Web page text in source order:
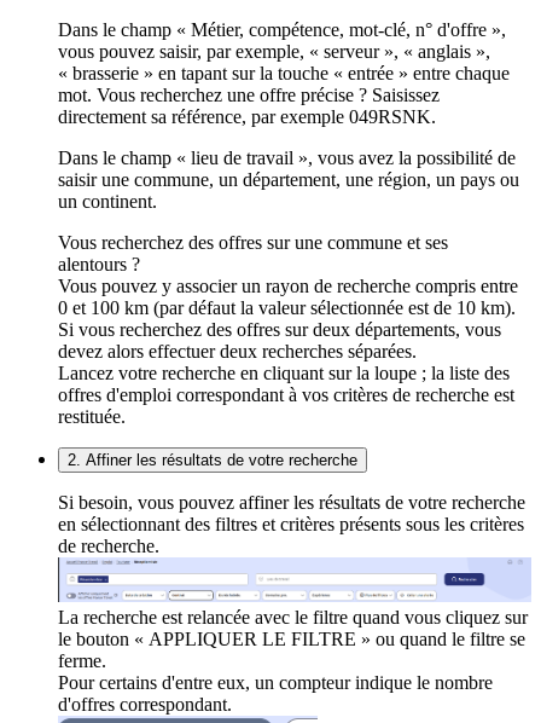
Dans le champ « Métier, compétence, mot-clé, n° d'offre »,
vous pouvez saisir, par exemple, « serveur », « anglais »,
« brasserie » en tapant sur la touche « entrée » entre chaque
mot. Vous recherchez une offre précise ? Saisissez
directement sa référence, par exemple 049RSNK.
Dans le champ « lieu de travail », vous avez la possibilité de
saisir une commune, un département, une région, un pays ou
un continent.
Vous recherchez des offres sur une commune et ses
alentours ?
Vous pouvez y associer un rayon de recherche compris entre
0 et 100 km (par défaut la valeur sélectionnée est de 10 km).
Si vous recherchez des offres sur deux départements, vous
devez alors effectuer deux recherches séparées.
Lancez votre recherche en cliquant sur la loupe ; la liste des
offres d'emploi correspondant à vos critères de recherche est
restituée.
2. Affiner les résultats de votre recherche
Si besoin, vous pouvez affiner les résultats de votre recherche
en sélectionnant des filtres et critères présents sous les critères
de recherche.
La recherche est relancée avec le filtre quand vous cliquez sur
le bouton « APPLIQUER LE FILTRE » ou quand le filtre se
ferme.
Pour certains d'entre eux, un compteur indique le nombre
d'offres correspondant.